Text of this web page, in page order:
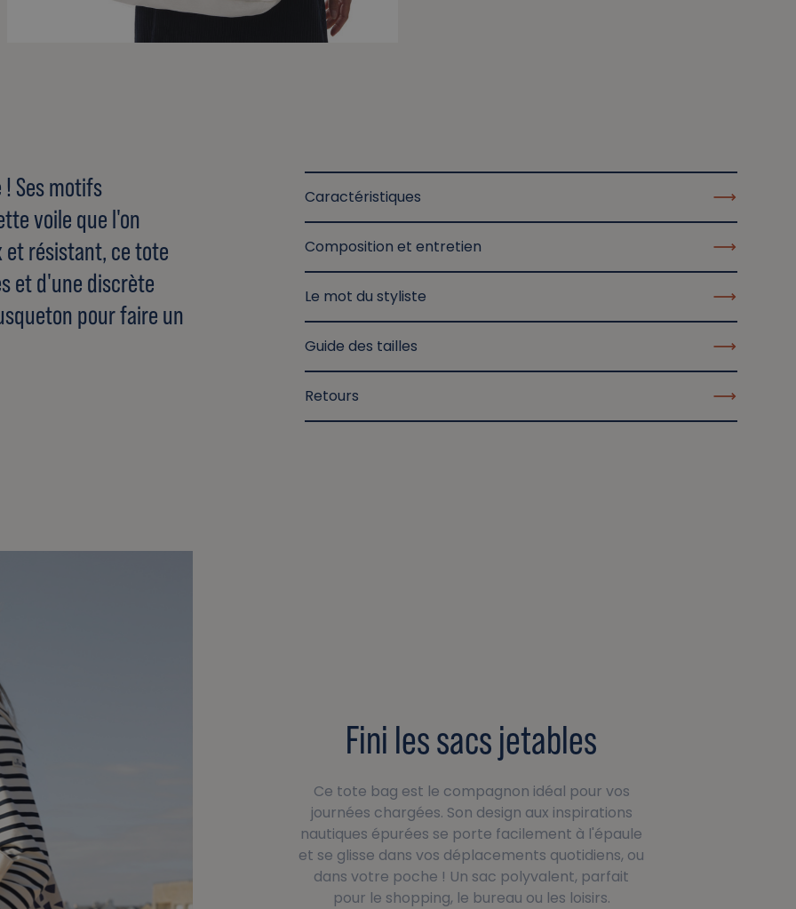
Ses motifs
voile que l'on
et résistant, ce tote
et d'une discrète
pour faire un
Caractéristiques
Composition et entretien
Le mot du styliste
Guide des tailles
Retours
Fini les sacs jetables
Ce tote bag est le compagnon idéal pour vos
journées chargées. Son design aux inspirations
nautiques épurées se porte facilement à l'épaule
et se glisse dans vos déplacements quotidiens, ou
dans votre poche ! Un sac polyvalent, parfait
pour le shopping, le bureau ou les loisirs.